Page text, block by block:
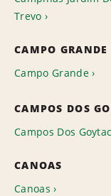
Trevo
CAMPO GRANDE
Campo Grande
CAMPOS DOS
Campos Dos
CANOAS
Canoas